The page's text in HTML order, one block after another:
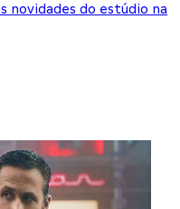
novidades do estúdio na